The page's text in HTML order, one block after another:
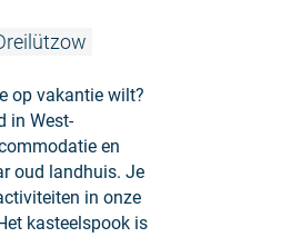
op vakantie wilt?
in West-
en
oud landhuis. Je
in onze
kasteelspook is